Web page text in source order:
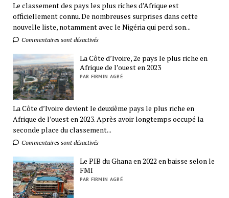
Le classement des pays les plus riches d’Afrique est
officiellement connu. De nombreuses surprises dans cette
nouvelle liste, notamment avec le Nigéria qui perd son...
Commentaires sont désactivés
La Côte d’Ivoire, 2e pays le plus riche en
Afrique de l’ouest en 2023
PAR FIRMIN AGBÉ
La Côte d’Ivoire devient le deuxième pays le plus riche en
Afrique de l’ouest en 2023. Après avoir longtemps occupé la
seconde place du classement...
Commentaires sont désactivés
Le PIB du Ghana en 2022 en baisse selon le
FMI
PAR FIRMIN AGBÉ